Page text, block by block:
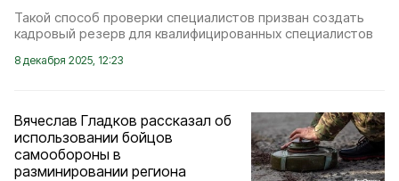
Такой способ проверки специалистов призван создать
кадровый резерв для квалифицированных специалистов
8 декабря 2025, 12:23
Вячеслав Гладков рассказал об
использовании бойцов
самообороны в
разминировании региона